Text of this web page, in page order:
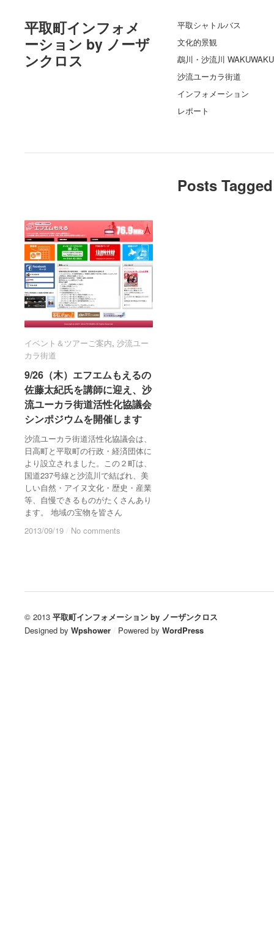
平取町インフォメ
ーション by ノーザ
ンクロス
平取シャトルバス
文化的景観
鵡川・沙流川 WAKUWAKU
沙流ユーカラ街道
インフォメーション
レポート
Posts
イベント＆ツアーご案内, 沙流ユー
カラ街道
9/26（木）エフエムもえるの
佐藤太紀氏を講師に迎え、沙
流ユーカラ街道活性化協議会
シンポジウムを開催します
沙流ユーカラ街道活性化協議会は、
日高町と平取町の行政・経済団体に
より設立されました。この２町は、
国道237号線と沙流川で結ばれ、美
しい自然・アイヌ文化・歴史・産業
等、自慢できるものがたくさんあり
ます。 地域の宝物を皆さん
2013/09/19 / No comments
イベント＆ツアーご案内 沙流ユー
カラ街道
9/26（木）エフエムもえるの
佐藤太紀氏を講師に迎え、沙
流ユーカラ街道活性化協議会
シンポジウムを開催します
2013/09/19 / No comments
© 2013 平取町インフォメーション by ノーザンクロス
Designed by Wpshower / Powered by WordPress